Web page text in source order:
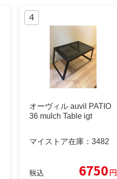
オーヴィル auvil PATIO
36 mulch Table igt
マイストア在庫： 3482
税込 6750円